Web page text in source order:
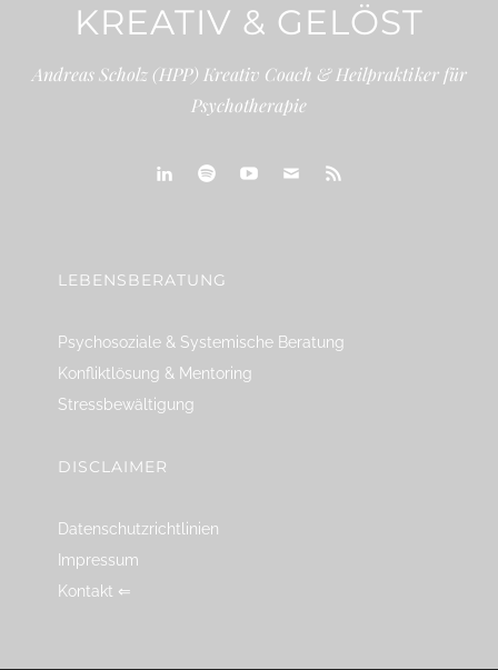
KREATIV & GELÖST
Andreas Scholz (HPP) Kreativ Coach & Heilpraktiker für
Psychotherapie
LEBENSBERATUNG
Psychosoziale & Systemische Beratung
Konfliktlösung & Mentoring
Stressbewältigung
DISCLAIMER
Datenschutzrichtlinien
Impressum
Kontakt ⇐